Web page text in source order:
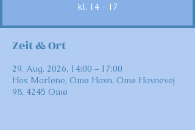
kl. 14 - 17
Zeit & Ort
29. Aug. 2026, 14:00 – 17:00
Hos Marlene, Omø Havn, Omø Havnevej
98, 4245 Omø